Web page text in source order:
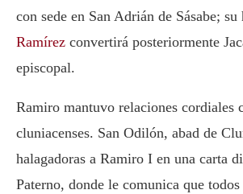
con sede en San Adrián de Sásabe;
Ramírez convertirá posteriormente
episcopal.
Ramiro mantuvo relaciones cordiales
cluniacenses. San Odilón, abad de
halagadoras a Ramiro I en una carta
Paterno, donde le comunica que